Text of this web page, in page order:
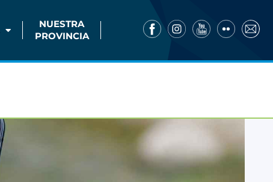
NUESTRA
PROVINCIA